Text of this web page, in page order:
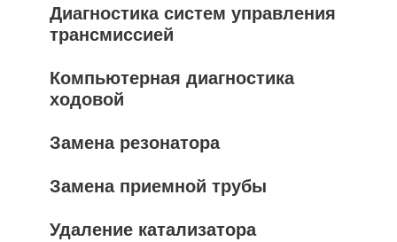
Диагностика систем управления
трансмиссией
Компьютерная диагностика
ходовой
Замена резонатора
Замена приемной трубы
Удаление катализатора